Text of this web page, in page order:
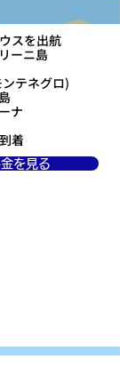
スを出航
ーニ島
テネグロ)
ナ
着
を見る